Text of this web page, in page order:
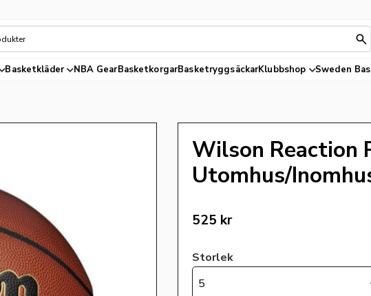
Basketkläder NBA GearBasketkorgarBasketryggsäckarKlubbshop Sweden
Wilson Reaction
Utomhus/
525 kr
Storlek
5